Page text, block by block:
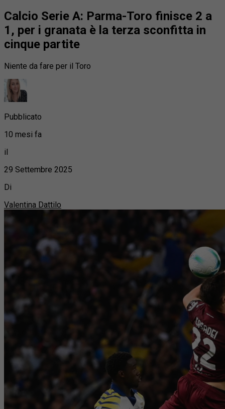
Calcio Serie A: Parma-Toro finisce 2 a
1, per i granata è la terza sconfitta in
cinque partite
Niente da fare per il Toro
Pubblicato
10 mesi fa
il
29 Settembre 2025
Di
Valentina Dattilo